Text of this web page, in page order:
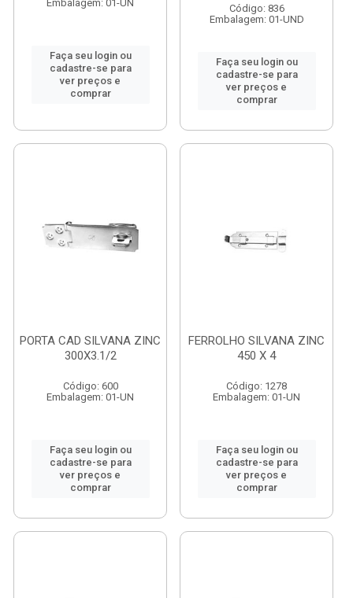
Embalagem: 01-UN
Faça seu login ou
cadastre-se para
ver preços e
comprar
Código: 836
Embalagem: 01-UND
Faça seu login ou
cadastre-se para
ver preços e
comprar
PORTA CAD SILVANA ZINC
300X3.1/2
Código: 600
Embalagem: 01-UN
Faça seu login ou
cadastre-se para
ver preços e
comprar
FERROLHO SILVANA ZINC
450 X 4
Código: 1278
Embalagem: 01-UN
Faça seu login ou
cadastre-se para
ver preços e
comprar